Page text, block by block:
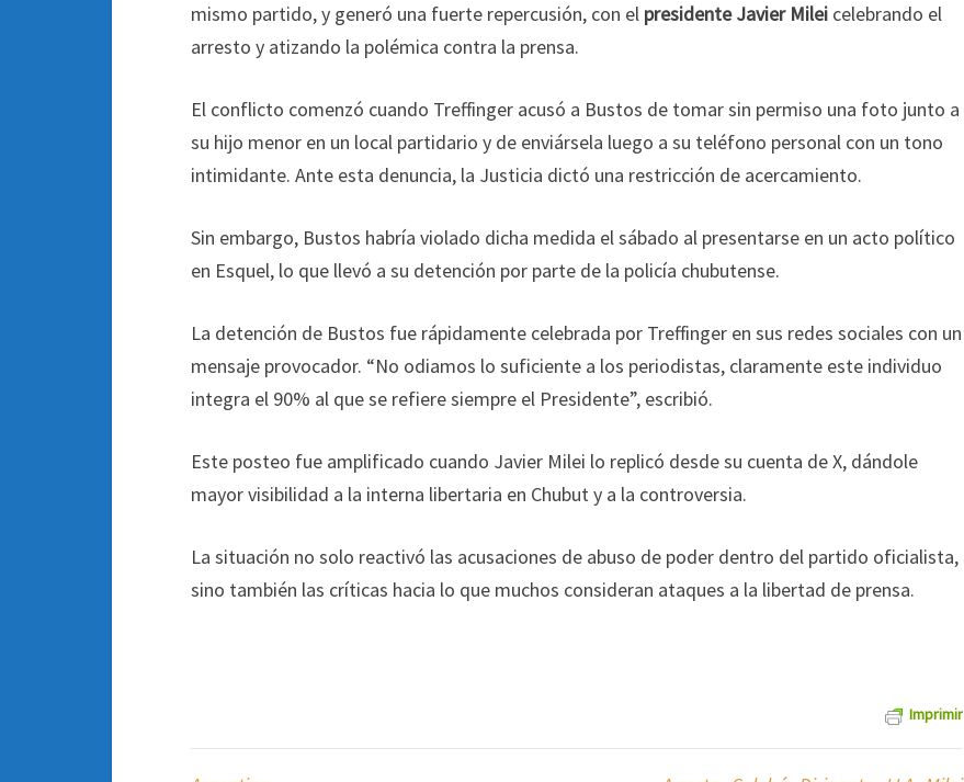
mismo partido, y generó una fuerte repercusión, con el presidente Javier Milei celebrando el
arresto y atizando la polémica contra la prensa.
El conflicto comenzó cuando Treffinger acusó a Bustos de tomar sin permiso una foto junto a
su hijo menor en un local partidario y de enviársela luego a su teléfono personal con un tono
intimidante. Ante esta denuncia, la Justicia dictó una restricción de acercamiento.
Sin embargo, Bustos habría violado dicha medida el sábado al presentarse en un acto político
en Esquel, lo que llevó a su detención por parte de la policía chubutense.
La detención de Bustos fue rápidamente celebrada por Treffinger en sus redes sociales con un
mensaje provocador. “No odiamos lo suficiente a los periodistas, claramente este individuo
integra el 90% al que se refiere siempre el Presidente”, escribió.
Este posteo fue amplificado cuando Javier Milei lo replicó desde su cuenta de X, dándole
mayor visibilidad a la interna libertaria en Chubut y a la controversia.
La situación no solo reactivó las acusaciones de abuso de poder dentro del partido oficialista,
sino también las críticas hacia lo que muchos consideran ataques a la libertad de prensa.
Imprimir